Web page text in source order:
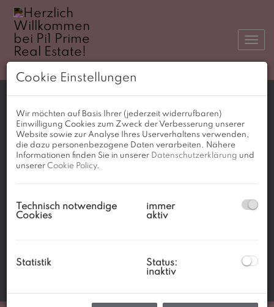
MIETOBJEKTE
Es wurden keine Immobilien für diese
Cookie Einstellungen
Wir möchten auf Basis Ihrer (jederzeit widerrufbaren)
Einwilligung Cookies zum Zweck der Verbesserung unserer
Website sowie zur Analyse Ihres Userverhaltens verwenden,
die dazu personenbezogene Daten verarbeiten. Nähere
Informationen finden Sie in unserer
Datenschutzerklärung und
unserer Cookie Policy.
Technisch notwendige
Cookies
immer
aktiv
Statistik
Status:
inaktiv